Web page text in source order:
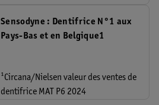
Sensodyne : Dentifrice N°1 aux
Pays-Bas et en Belgique1
¹Circana/Nielsen valeur des ventes de
dentifrice MAT P6 2024